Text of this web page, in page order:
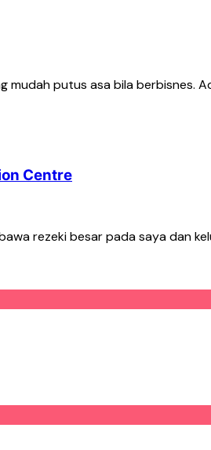
mudah putus asa bila berbisnes.
Centre
rezeki besar pada saya dan